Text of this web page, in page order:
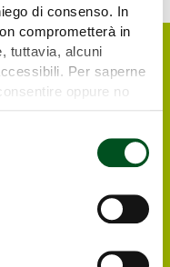
di consenso. In
comprometterà in
tuttavia, alcuni
Per saperne
oppure no